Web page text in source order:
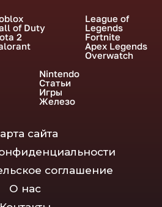
of Duty
2
League of
Legends
Fortnite
Apex Legends
Overwatch
Nintendo
Статьи
Игры
Железо
сайта
соглашение
О нас